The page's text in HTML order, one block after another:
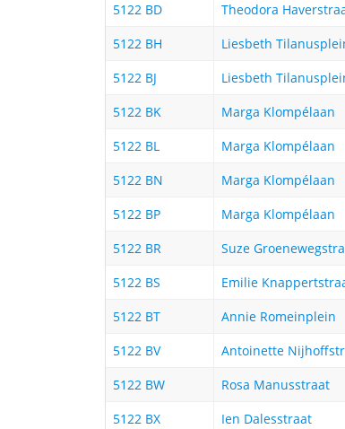
5122 BD
Theodora
5122 BH
Liesbeth
5122 BJ
Liesbeth
5122 BK
Marga Klompélaan
5122 BL
Marga Klompélaan
5122 BN
Marga Klompélaan
5122 BP
Marga Klompélaan
5122 BR
Suze
5122 BS
Emilie
5122 BT
Annie Romeinplein
5122 BV
Antoinette
5122 BW
Rosa Manusstraat
5122 BX
Ien Dalesstraat